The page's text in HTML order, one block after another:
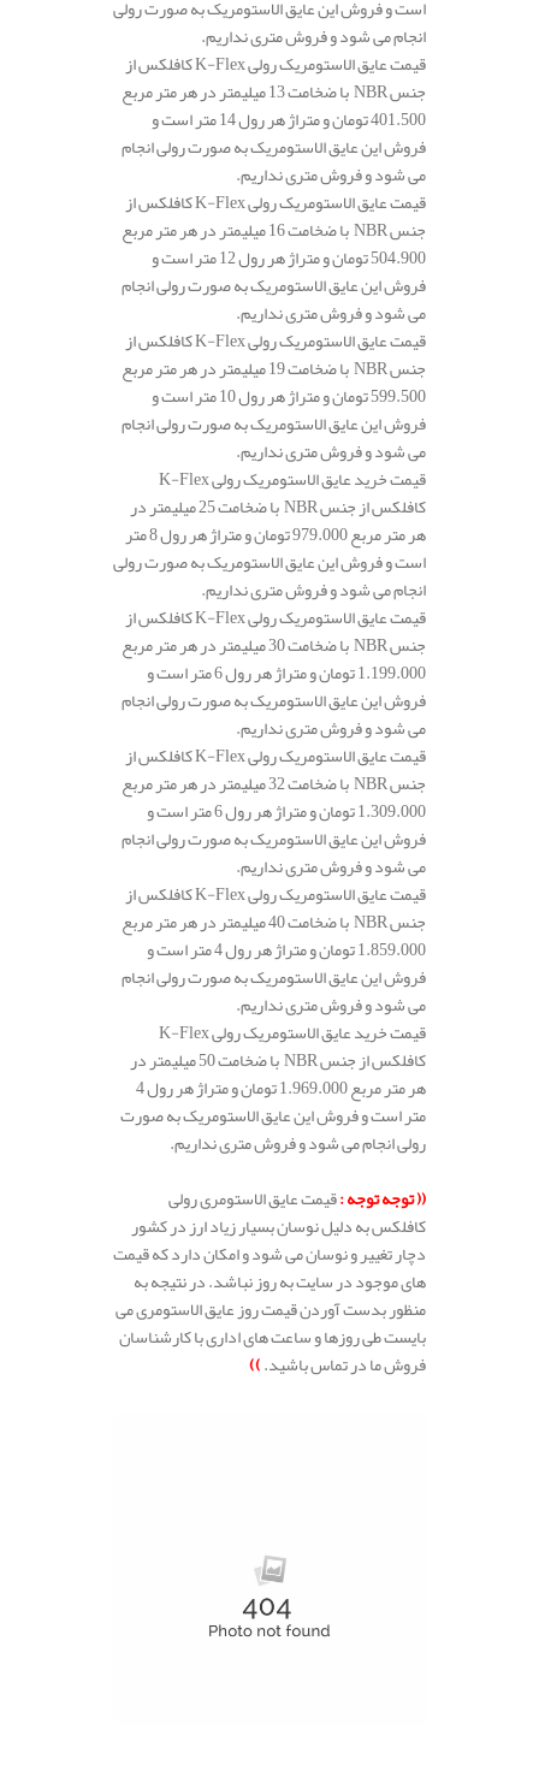
است و فروش این عایق الاستومریک به صورت رولی
انجام می شود و فروش متری نداریم.
قیمت عایق الاستومریک رولی K-Flex کافلکس از
جنس NBR با ضخامت 13 میلیمتر در هر متر مربع
401.500 تومان و متراژ هر رول 14 متر است و
فروش این عایق الاستومریک به صورت رولی انجام
می شود و فروش متری نداریم.
قیمت عایق الاستومریک رولی K-Flex کافلکس از
جنس NBR با ضخامت 16 میلیمتر در هر متر مربع
504.900 تومان و متراژ هر رول 12 متر است و
فروش این عایق الاستومریک به صورت رولی انجام
می شود و فروش متری نداریم.
قیمت عایق الاستومریک رولی K-Flex کافلکس از
جنس NBR با ضخامت 19 میلیمتر در هر متر مربع
599.500 تومان و متراژ هر رول 10 متر است و
فروش این عایق الاستومریک به صورت رولی انجام
می شود و فروش متری نداریم.
قیمت خرید عایق الاستومریک رولی K-Flex
کافلکس از جنس NBR با ضخامت 25 میلیمتر در
هر متر مربع 979.000 تومان و متراژ هر رول 8 متر
است و فروش این عایق الاستومریک به صورت رولی
انجام می شود و فروش متری نداریم.
قیمت عایق الاستومریک رولی K-Flex کافلکس از
جنس NBR با ضخامت 30 میلیمتر در هر متر مربع
1.199.000 تومان و متراژ هر رول 6 متر است و
فروش این عایق الاستومریک به صورت رولی انجام
می شود و فروش متری نداریم.
قیمت عایق الاستومریک رولی K-Flex کافلکس از
جنس NBR با ضخامت 32 میلیمتر در هر متر مربع
1.309.000 تومان و متراژ هر رول 6 متر است و
فروش این عایق الاستومریک به صورت رولی انجام
می شود و فروش متری نداریم.
قیمت عایق الاستومریک رولی K-Flex کافلکس از
جنس NBR با ضخامت 40 میلیمتر در هر متر مربع
1.859.000 تومان و متراژ هر رول 4 متر است و
فروش این عایق الاستومریک به صورت رولی انجام
می شود و فروش متری نداریم.
قیمت خرید عایق الاستومریک رولی K-Flex
کافلکس از جنس NBR با ضخامت 50 میلیمتر در
هر متر مربع 1.969.000 تومان و متراژ هر رول 4
متر است و فروش این عایق الاستومریک به صورت
رولی انجام می شود و فروش متری نداریم.
(( توجه توجه :قیمت عایق الاستومری رولی
کافلکس به دلیل نوسان بسیار زیاد ارز در کشور
دچار تغییر و نوسان می شود و امکان دارد که قیمت
های موجود در سایت به روز نباشد. در نتیجه به
منظور بدست آوردن قیمت روز عایق الاستومری می
بایست طی روزها و ساعت های اداری با کارشناسان
فروش ما در تماس باشید.))